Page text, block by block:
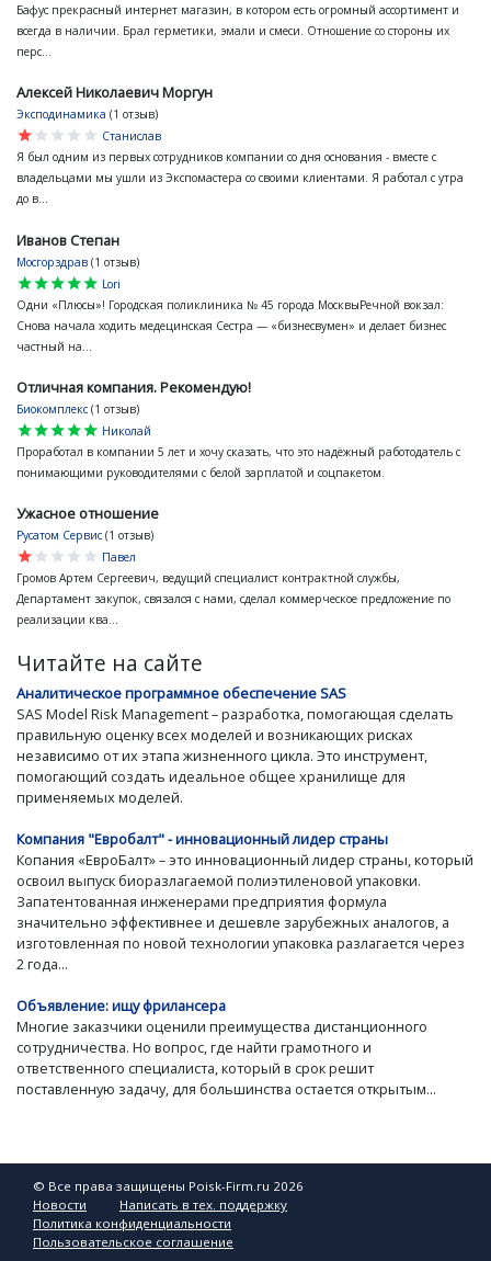
Бафус прекрасный интернет магазин, в котором есть огромный ассортимент и
всегда в наличии. Брал герметики, эмали и смеси. Отношение со стороны их
перс...
Алексей Николаевич Моргун
Эксподинамика (1 отзыв)
star
star
star
star
star
Станислав
Я был одним из первых сотрудников компании со дня основания - вместе с
владельцами мы ушли из Экспомастера со своими клиентами. Я работал с утра
до в...
Иванов Степан
Мосгорздрав (1 отзыв)
star
star
star
star
star
Lori
Одни «Плюсы»! Городская поликлиника № 45 города МосквыРечной вокзал:
Снова начала ходить медецинская Сестра — «бизнесвумен» и делает бизнес
частный на...
Отличная компания. Рекомендую!
Биокомплекс (1 отзыв)
star
star
star
star
star
Николай
Проработал в компании 5 лет и хочу сказать, что это надёжный работодатель с
понимающими руководителями с белой зарплатой и соцпакетом.
Ужасное отношение
Русатом Сервис (1 отзыв)
star
star
star
star
star
Павел
Громов Артем Сергеевич, ведущий специалист контрактной службы,
Департамент закупок, связался с нами, сделал коммерческое предложение по
реализации ква...
Читайте на сайте
Аналитическое программное обеспечение SAS
SAS Model Risk Management – разработка, помогающая сделать
правильную оценку всех моделей и возникающих рисках
независимо от их этапа жизненного цикла. Это инструмент,
помогающий создать идеальное общее хранилище для
применяемых моделей.
Компания "Евробалт" - инновационный лидер страны
Копания «ЕвроБалт» – это инновационный лидер страны, который
освоил выпуск биоразлагаемой полиэтиленовой упаковки.
Запатентованная инженерами предприятия формула
значительно эффективнее и дешевле зарубежных аналогов, а
изготовленная по новой технологии упаковка разлагается через
2 года...
Объявление: ищу фрилансера
Многие заказчики оценили преимущества дистанционного
сотрудничества. Но вопрос, где найти грамотного и
ответственного специалиста, который в срок решит
поставленную задачу, для большинства остается открытым...
© Все права защищены Poisk-Firm.ru 2026
Новости
Написать в тех. поддержку
Политика конфиденциальности
Пользовательское соглашение